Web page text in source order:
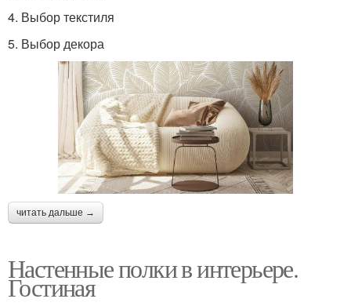
4. Выбор текстиля
5. Выбор декора
читать дальше →
Настенные полки в интерьере.
Гостиная